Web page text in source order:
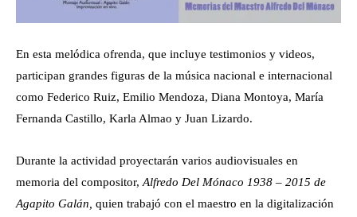
En esta melódica ofrenda, que incluye testimonios y videos,
participan grandes figuras de la música nacional e internacional
como Federico Ruiz, Emilio Mendoza, Diana Montoya, María
Fernanda Castillo, Karla Almao y Juan Lizardo.
Durante la actividad proyectarán varios audiovisuales en
memoria del compositor, Alfredo Del Mónaco 1938 – 2015 de
Agapito Galán, quien trabajó con el maestro en la digitalización